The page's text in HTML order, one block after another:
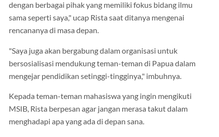
dengan berbagai pihak yang memiliki fokus bidang ilmu
sama seperti saya," ucap Rista saat ditanya mengenai
rencananya di masa depan.
"Saya juga akan bergabung dalam organisasi untuk
bersosialisasi mendukung teman-teman di Papua dalam
mengejar pendidikan setinggi-tingginya," imbuhnya.
Kepada teman-teman mahasiswa yang ingin mengikuti
MSIB, Rista berpesan agar jangan merasa takut dalam
menghadapi apa yang ada di depan sana.